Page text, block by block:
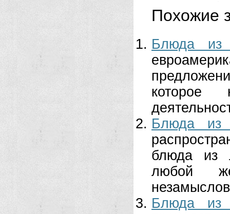
Похожие
Блюда из
которое
Блюда из
блюда из
любой
Блюда из